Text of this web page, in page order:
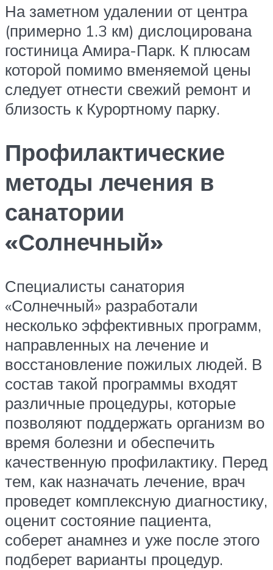
На заметном удалении от центра
(примерно 1.3 км) дислоцирована
гостиница Амира-Парк. К плюсам
которой помимо вменяемой цены
следует отнести свежий ремонт и
близость к Курортному парку.
Профилактические
методы лечения в
санатории
«Солнечный»
Специалисты санатория
«Солнечный» разработали
несколько эффективных программ,
направленных на лечение и
восстановление пожилых людей. В
состав такой программы входят
различные процедуры, которые
позволяют поддержать организм во
время болезни и обеспечить
качественную профилактику. Перед
тем, как назначать лечение, врач
проведет комплексную диагностику,
оценит состояние пациента,
соберет анамнез и уже после этого
подберет варианты процедур.